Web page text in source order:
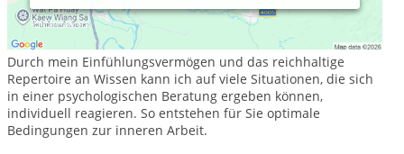
Ihre individuellen Anliegen sind bei mir willkommen. Alles
darf Sein!
Durch mein Einfühlungsvermögen und das reichhaltige
Repertoire an Wissen kann ich auf viele Situationen, die sich
in einer psychologischen Beratung ergeben können,
individuell reagieren. So entstehen für Sie optimale
Bedingungen zur inneren Arbeit.